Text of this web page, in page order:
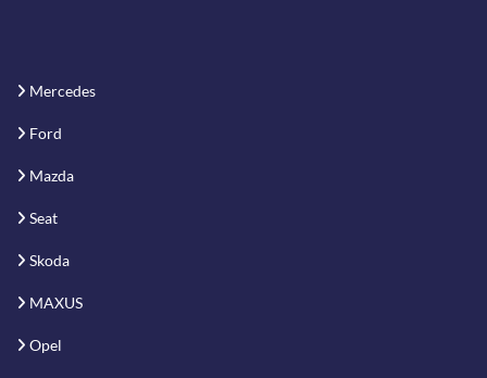
Mercedes
Ford
Mazda
Seat
Skoda
MAXUS
Opel